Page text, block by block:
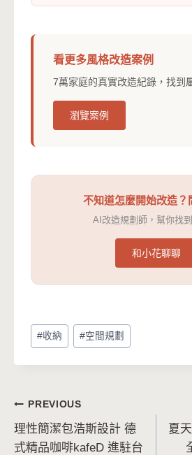
看更多風格改造案例
7萬家庭的真實改造紀錄，找到
瀏覽案例
不知道怎麼開始改造？
AI改造規劃師，幫你找
和小花聊聊
Post
Tags:
#收納 #空間規劃
文
章
PREVIOUS
理性簡潔包浩斯設計 德
式精品咖啡kafeD 進駐台
夏